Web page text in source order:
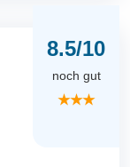
8.5/10
noch gut
★★★